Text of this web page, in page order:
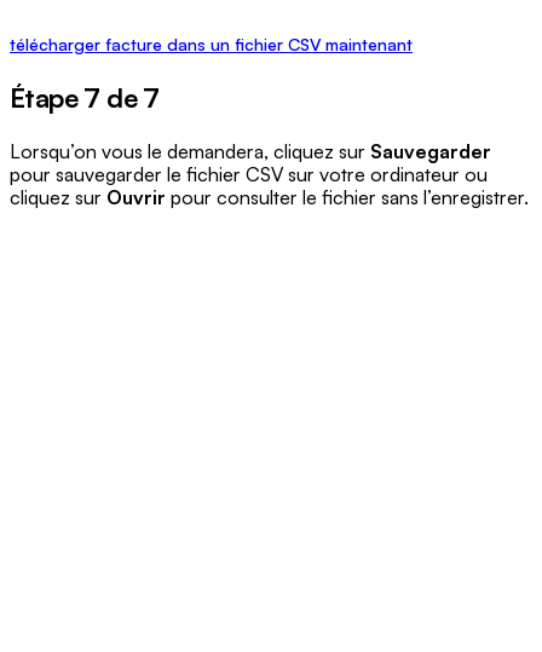
télécharger facture dans un fichier CSV maintenant
Étape 7 de 7
Lorsqu’on vous le demandera, cliquez sur Sauvegarder
pour sauvegarder le fichier CSV sur votre ordinateur ou
cliquez sur Ouvrir pour consulter le fichier sans l’enregistrer.